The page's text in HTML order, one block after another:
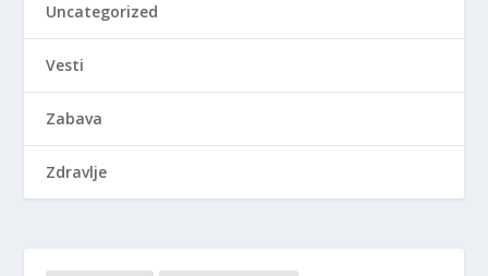
Uncategorized
Vesti
Zabava
Zdravlje